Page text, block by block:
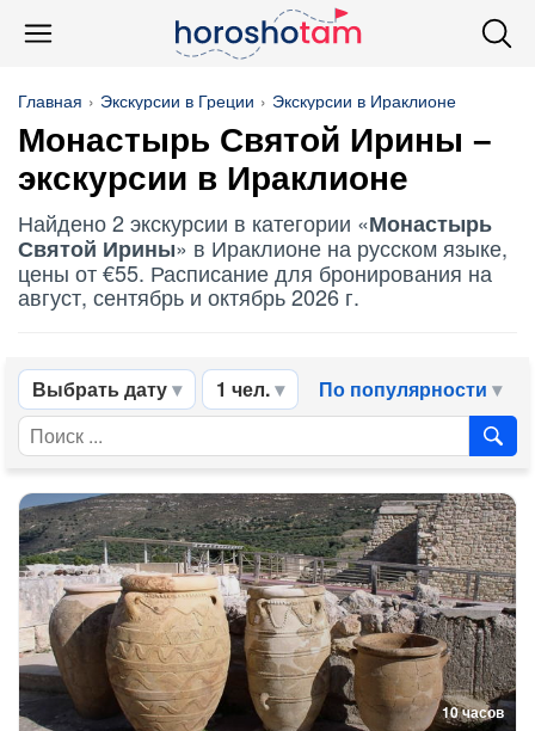
Главная Экскурсии в Греции Экскурсии в Ираклионе
Монастырь Святой Ирины –
экскурсии в Ираклионе
Найдено 2 экскурсии в категории «Монастырь
Святой Ирины» в Ираклионе на русском языке,
цены от €55. Расписание для бронирования на
август, сентябрь и октябрь 2026 г.
Выбрать дату 1 чел. По популярности
10 часов